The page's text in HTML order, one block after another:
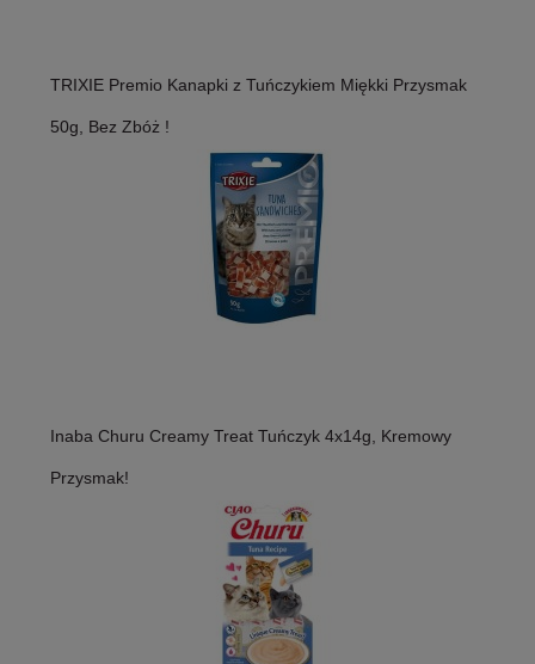
TRIXIE Premio Kanapki z Tuńczykiem Miękki Przysmak
50g, Bez Zbóż !
Inaba Churu Creamy Treat Tuńczyk 4x14g, Kremowy
Przysmak!